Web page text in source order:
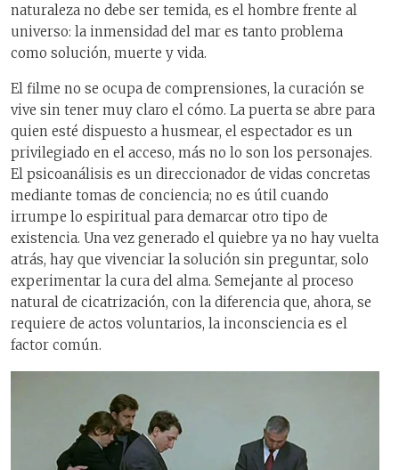
naturaleza no debe ser temida, es el hombre frente al
universo: la inmensidad del mar es tanto problema
como solución, muerte y vida.
El filme no se ocupa de comprensiones, la curación se
vive sin tener muy claro el cómo. La puerta se abre para
quien esté dispuesto a husmear, el espectador es un
privilegiado en el acceso, más no lo son los personajes.
El psicoanálisis es un direccionador de vidas concretas
mediante tomas de conciencia; no es útil cuando
irrumpe lo espiritual para demarcar otro tipo de
existencia. Una vez generado el quiebre ya no hay vuelta
atrás, hay que vivenciar la solución sin preguntar, solo
experimentar la cura del alma. Semejante al proceso
natural de cicatrización, con la diferencia que, ahora, se
requiere de actos voluntarios, la inconsciencia es el
factor común.